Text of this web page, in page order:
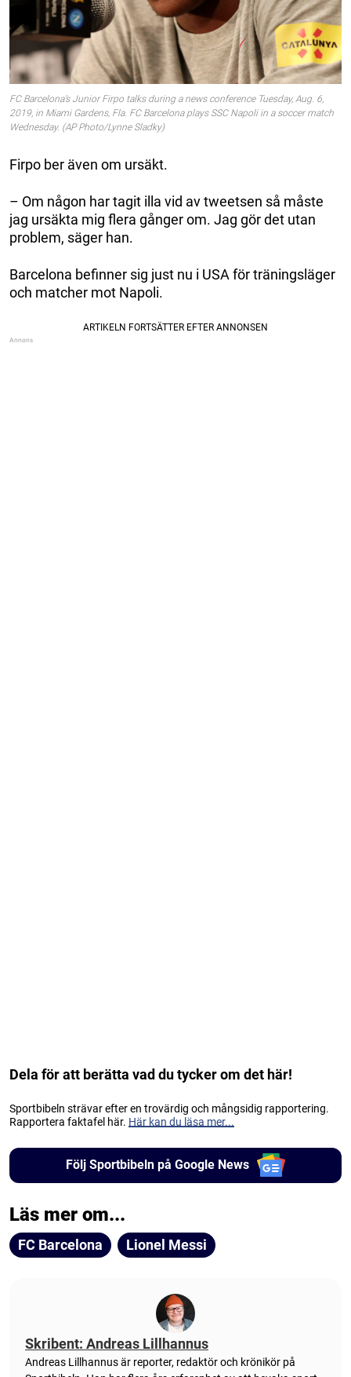
FC Barcelona’s Junior Firpo talks during a news conference Tuesday, Aug. 6,
2019, in Miami Gardens, Fla. FC Barcelona plays SSC Napoli in a soccer match
Wednesday. (AP Photo/Lynne Sladky)
Firpo ber även om ursäkt.
– Om någon har tagit illa vid av tweetsen så måste
jag ursäkta mig flera gånger om. Jag gör det utan
problem, säger han.
Barcelona befinner sig just nu i USA för träningsläger
och matcher mot Napoli.
Dela för att berätta vad du tycker om det här!
Sportbibeln strävar efter en trovärdig och mångsidig rapportering.
Rapportera faktafel här. Här kan du läsa mer...
Följ Sportbibeln på Google News
Läs mer om...
FC Barcelona Lionel Messi
Skribent: Andreas Lillhannus
Andreas Lillhannus är reporter, redaktör och krönikör på